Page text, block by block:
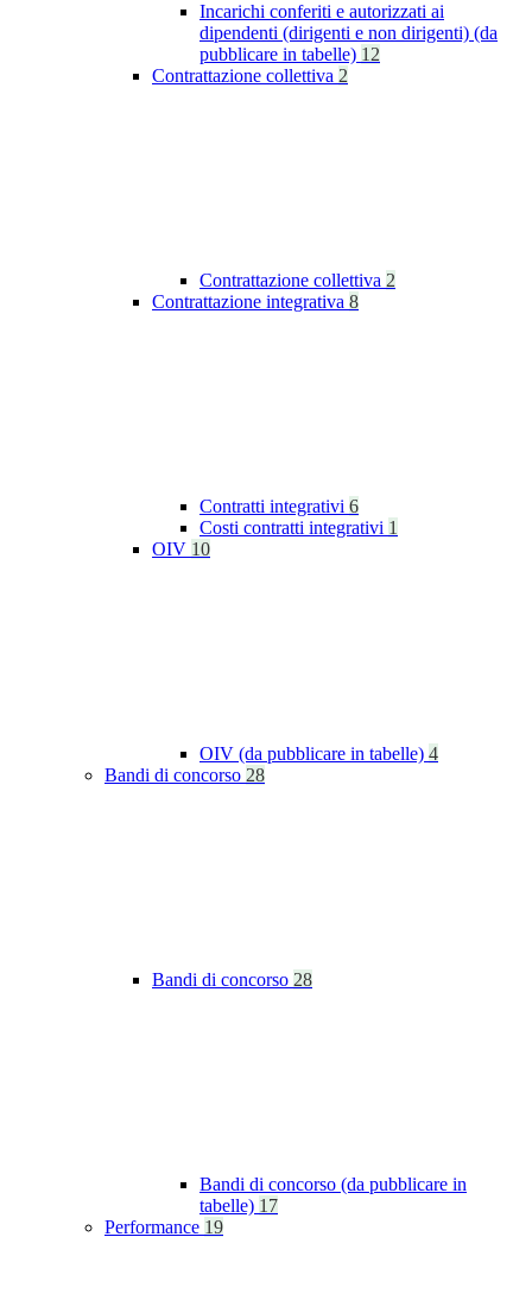
Incarichi conferiti e autorizzati ai
dipendenti (dirigenti e non dirigenti) (da
pubblicare in tabelle) 12
Contrattazione collettiva 2
Contrattazione collettiva 2
Contrattazione integrativa 8
Contratti integrativi 6
Costi contratti integrativi 1
OIV 10
OIV (da pubblicare in tabelle) 4
Bandi di concorso 28
Bandi di concorso 28
Bandi di concorso (da pubblicare in
tabelle) 17
Performance 19